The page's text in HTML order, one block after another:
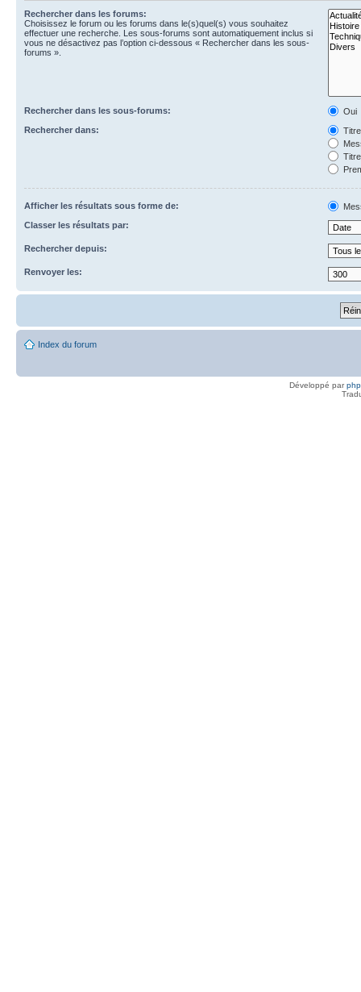
Rechercher dans les forums:
Choisissez le forum ou les forums dans le(s)quel(s) vous souhaitez
effectuer une recherche. Les sous-forums sont automatiquement inclus si
vous ne désactivez pas l’option ci-dessous « Rechercher dans les sous-
forums ».
Rechercher dans les sous-forums:
Oui
Rechercher dans:
Afficher les résultats sous forme de:
Classer les résultats par:
Rechercher depuis:
Renvoyer les:
Index du forum
Développé par